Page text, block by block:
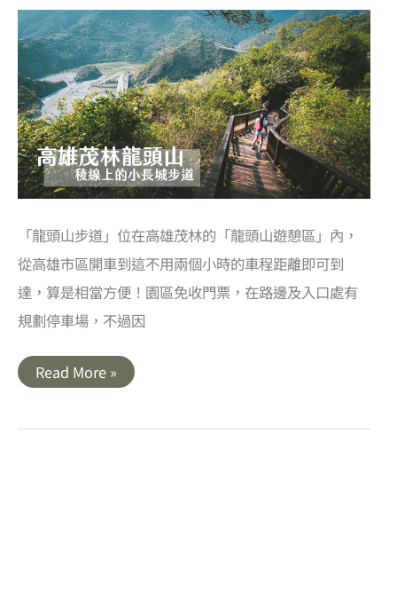
看
海
吧！
懷
舊
復
古
商
店
街．
HOLO
PARK
映
像
埕
「龍頭山步道」位在高雄茂林的「龍頭山遊憩區」內，
從高雄市區開車到這不用兩個小時的車程距離即可到
達，算是相當方便！園區免收門票，在路邊及入口處有
規劃停車場，不過因
高
雄
林
Read More »